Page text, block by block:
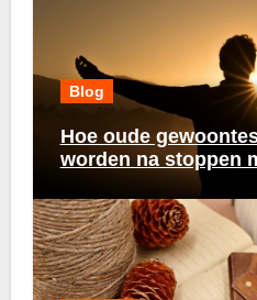
Blog
Hoe oude
worden na stoppen